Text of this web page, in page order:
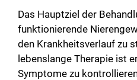
Das Hauptziel der
funktionierende
den Krankheitsverlauf zu
lebenslange Therapie ist
Symptome zu